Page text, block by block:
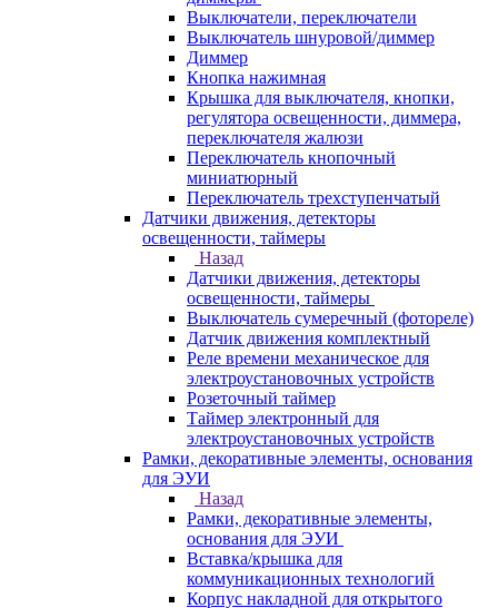
Выключатели, переключатели
Выключатель шнуровой/диммер
Диммер
Кнопка нажимная
Крышка для выключателя, кнопки,
регулятора освещенности, диммера,
переключателя жалюзи
Переключатель кнопочный
миниатюрный
Переключатель трехступенчатый
Датчики движения, детекторы
освещенности, таймеры
Назад
Датчики движения, детекторы
освещенности, таймеры
Выключатель сумеречный (фотореле)
Датчик движения комплектный
Реле времени механическое для
электроустановочных устройств
Розеточный таймер
Таймер электронный для
электроустановочных устройств
Рамки, декоративные элементы, основания
для ЭУИ
Назад
Рамки, декоративные элементы,
основания для ЭУИ
Вставка/крышка для
коммуникационных технологий
Корпус накладной для открытого